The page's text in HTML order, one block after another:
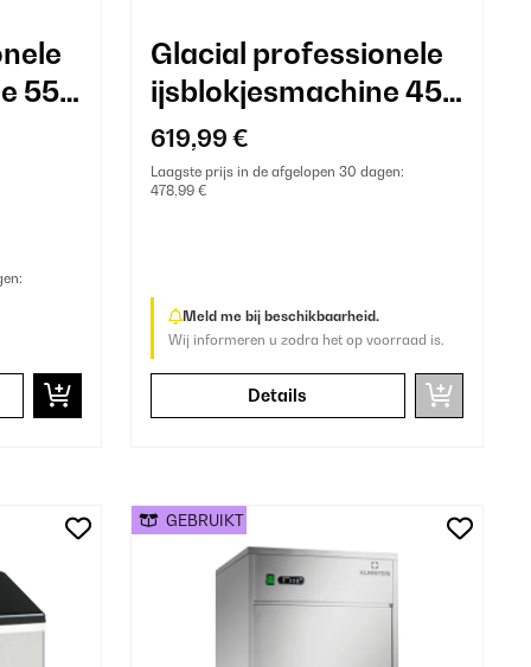
55
Glacial professionele
ijsblokjesmachine 45
kg
619,99 €
Laagste prijs in de afgelopen 30 dagen:
478,99 €
Meld me bij beschikbaarheid.
Wij informeren u zodra het op voorraad is.
Details
GEBRUIKT